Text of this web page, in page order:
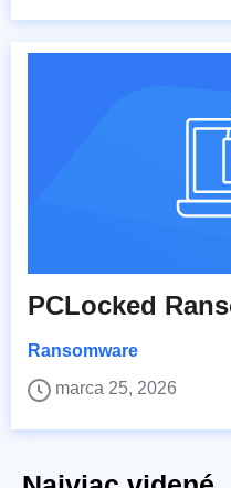
PCLocked
Ransomware
marca 25, 2026